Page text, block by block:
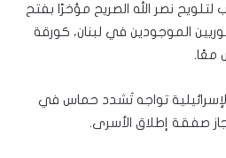
نصر الله الصريح مؤخرًا بفتح
الموجودين في لبنان، كورقة
معًا.
تواجه تَشدد حماس في
صفقة إطلاق الأسرى.